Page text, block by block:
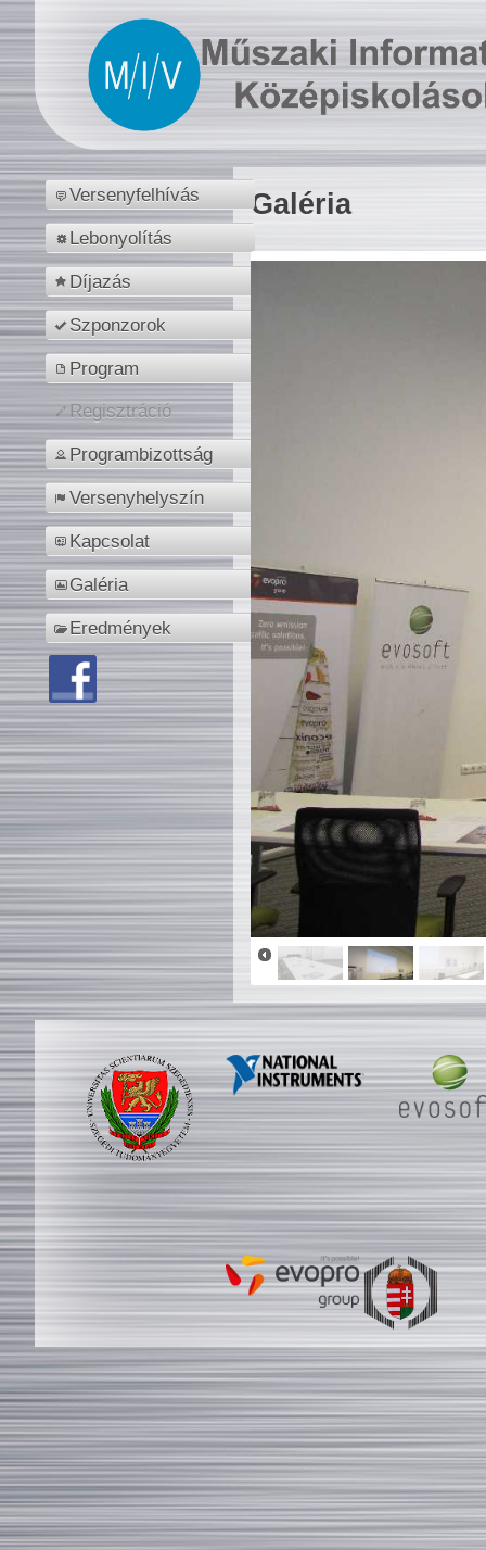
Versenyfelhívás
Lebonyolítás
Díjazás
Szponzorok
Program
Regisztráció
Programbizottság
Versenyhelyszín
Kapcsolat
Galéria
Eredmények
Galéria